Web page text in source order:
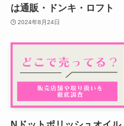
は通販・ドンキ・ロフト
2024年8月24日